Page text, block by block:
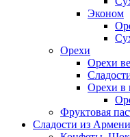
Эконом
Орехи
Орехи
Орехи в
Фруктовая
Сладости из